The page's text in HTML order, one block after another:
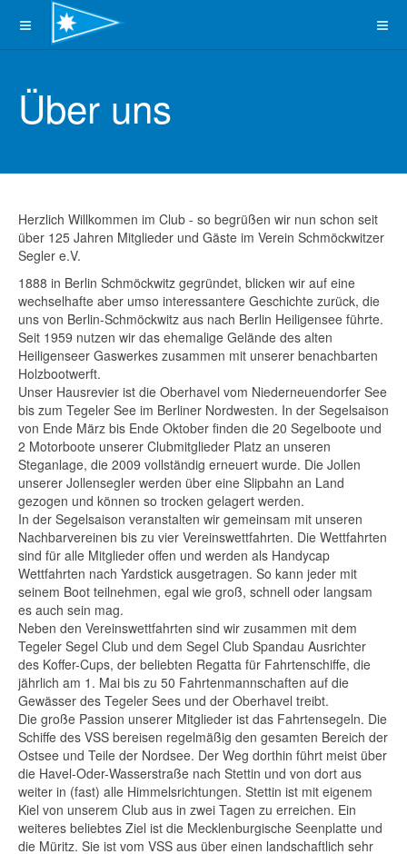
Über uns
Herzlich Willkommen im Club - so begrüßen wir nun schon seit
über 125 Jahren Mitglieder und Gäste im Verein Schmöckwitzer
Segler e.V.
1888 in Berlin Schmöckwitz gegründet, blicken wir auf eine
wechselhafte aber umso interessantere Geschichte zurück, die
uns von Berlin-Schmöckwitz aus nach Berlin Heiligensee führte.
Seit 1959 nutzen wir das ehemalige Gelände des alten
Heiligenseer Gaswerkes zusammen mit unserer benachbarten
Holzbootwerft.
Unser Hausrevier ist die Oberhavel vom Niederneuendorfer See
bis zum Tegeler See im Berliner Nordwesten. In der Segelsaison
von Ende März bis Ende Oktober finden die 20 Segelboote und
2 Motorboote unserer Clubmitglieder Platz an unseren
Steganlage, die 2009 vollständig erneuert wurde. Die Jollen
unserer Jollensegler werden über eine Slipbahn an Land
gezogen und können so trocken gelagert werden.
In der Segelsaison veranstalten wir gemeinsam mit unseren
Nachbarvereinen bis zu vier Vereinswettfahrten. Die Wettfahrten
sind für alle Mitglieder offen und werden als Handycap
Wettfahrten nach Yardstick ausgetragen. So kann jeder mit
seinem Boot teilnehmen, egal wie groß, schnell oder langsam
es auch sein mag.
Neben den Vereinswettfahrten sind wir zusammen mit dem
Tegeler Segel Club und dem Segel Club Spandau Ausrichter
des Koffer-Cups, der beliebten Regatta für Fahrtenschiffe, die
jährlich am 1. Mai bis zu 50 Fahrtenmannschaften auf die
Gewässer des Tegeler Sees und der Oberhavel treibt.
Die große Passion unserer Mitglieder ist das Fahrtensegeln. Die
Schiffe des VSS bereisen regelmäßig den gesamten Bereich der
Ostsee und Teile der Nordsee. Der Weg dorthin führt meist über
die Havel-Oder-Wasserstraße nach Stettin und von dort aus
weiter in (fast) alle Himmelsrichtungen. Stettin ist mit eigenem
Kiel von unserem Club aus in zwei Tagen zu erreichen. Ein
weiteres beliebtes Ziel ist die Mecklenburgische Seenplatte und
die Müritz. Sie ist vom VSS aus über einen landschaftlich sehr